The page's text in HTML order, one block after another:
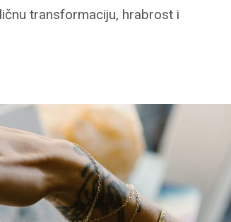
transformaciju, hrabrost i